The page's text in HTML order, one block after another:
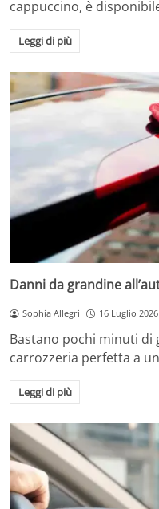
cappuccino, è
Leggi di più
Danni da grandine
Sophia Allegri 16 Luglio 2026
Bastano pochi minuti
carrozzeria perfetta a
Leggi di più